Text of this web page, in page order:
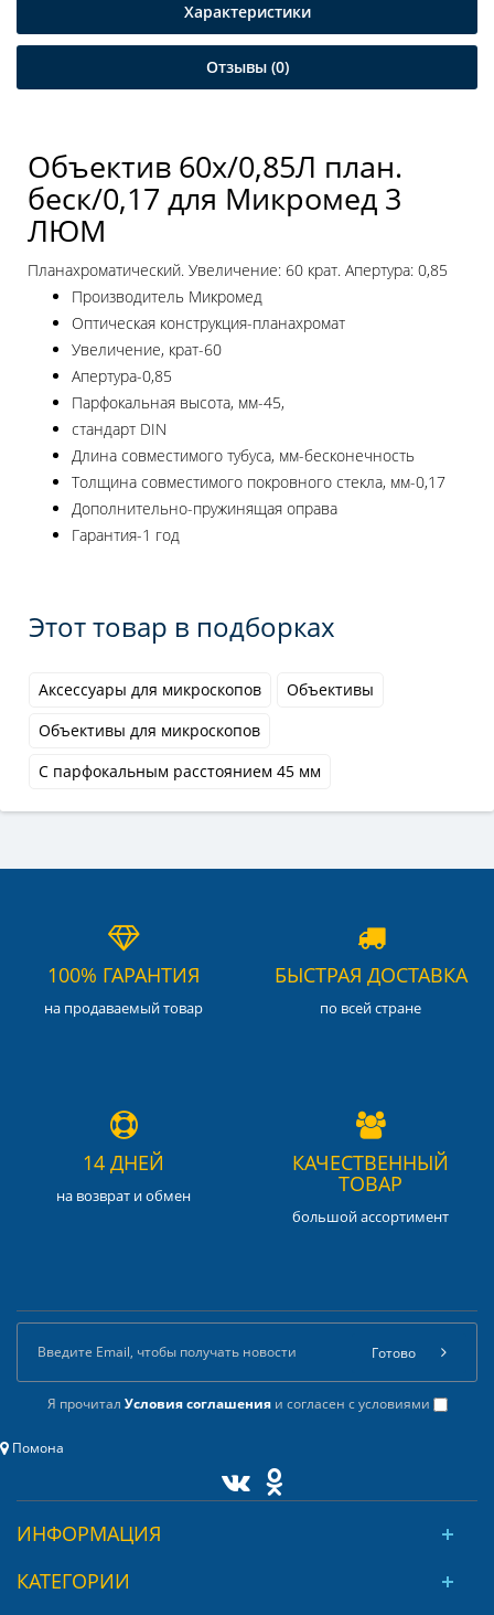
Характеристики
Отзывы (0)
Объектив 60х/0,85Л план.
беск/0,17 для Микромед 3
ЛЮМ
Планахроматический. Увеличение: 60 крат. Апертура: 0,85
Производитель Микромед
Оптическая конструкция-планахромат
Увеличение, крат-60
Апертура-0,85
Парфокальная высота, мм-45,
стандарт DIN
Длина совместимого тубуса, мм-бесконечность
Толщина совместимого покровного стекла, мм-0,17
Дополнительно-пружинящая оправа
Гарантия-1 год
Этот товар в подборках
Аксессуары для микроскопов
Объективы
Объективы для микроскопов
С парфокальным расстоянием 45 мм
100% ГАРАНТИЯ
на продаваемый товар
БЫСТРАЯ ДОСТАВКА
по всей стране
14 ДНЕЙ
на возврат и обмен
КАЧЕСТВЕННЫЙ
ТОВАР
большой ассортимент
Я прочитал Условия соглашенияи согласен с условиями
Готово
Помона
ИНФОРМАЦИЯ
КАТЕГОРИИ